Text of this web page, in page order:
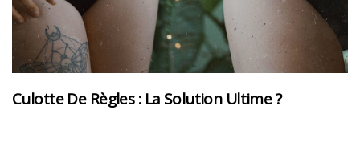
Culotte De Règles : La Solution Ultime ?